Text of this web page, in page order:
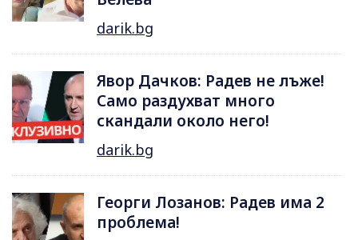
darik.bg
Явор Дачков: Радев не лъже!
Само раздухват много
скандали около него!
darik.bg
Георги Лозанов: Радев има 2
проблема!